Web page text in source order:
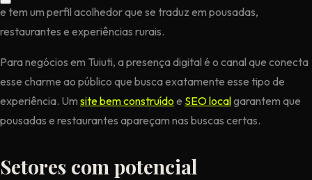
e tem um perfil acolhedor que se traduz em pousadas,
restaurantes e experiências rurais.
Para negócios em Tuiuti, a presença digital é o canal que conecta
esse charme ao público que busca exatamente esse tipo de
experiência. Um site bem construído e SEO localgarantem que
pousadas e restaurantes apareçam nas buscas certas.
Setores com potencial